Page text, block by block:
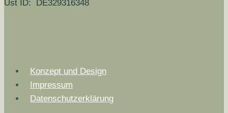
Ust ID: DE329316348
Konzept und Design
Impressum
Datenschutzerklärung